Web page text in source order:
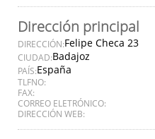
Dirección principal
DIRECCIÓN:Felipe Checa 23
CIUDAD:Badajoz
PAÍS:España
TLFNO:
FAX:
CORREO ELETRÓNICO:
DIRECCIÓN WEB: